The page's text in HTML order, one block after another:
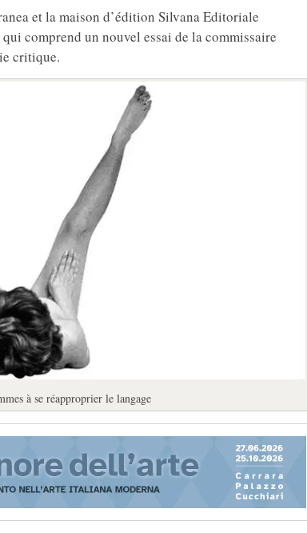
et la maison d’édition Silvana Editoriale
comprend un nouvel essai de la commissaire
critique.
à se réapproprier le langage